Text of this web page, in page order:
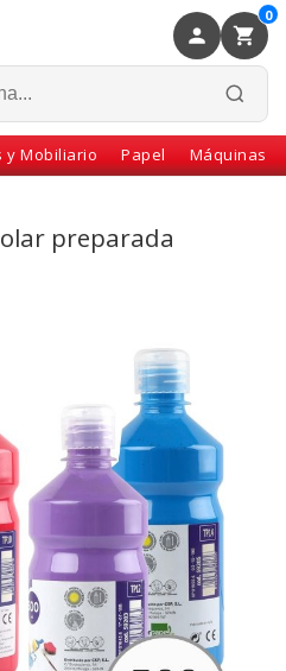
0
y Mobiliario Papel Máquinas
preparada